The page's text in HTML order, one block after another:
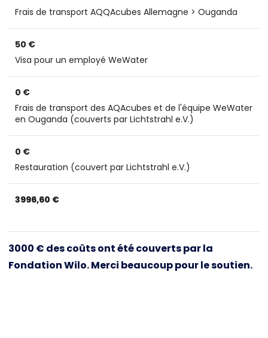
Frais de transport AQQAcubes Allemagne > Ouganda
50 €
Visa pour un employé WeWater
0 €
Frais de transport des AQAcubes et de l'équipe WeWater
en Ouganda (couverts par Lichtstrahl e.V.)
0 €
Restauration (couvert par Lichtstrahl e.V.)
3996,60 €
3000 € des coûts ont été couverts par la
Fondation Wilo. Merci beaucoup pour le soutien.